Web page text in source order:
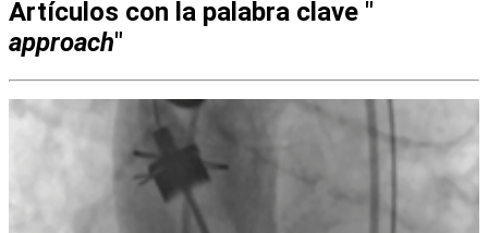
Artículos con la palabra clave "
approach"